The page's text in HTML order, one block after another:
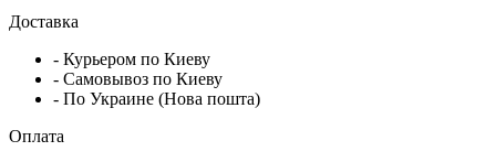
Доставка
- Курьером по Киеву
- Самовывоз по Киеву
- По Украине (Нова пошта)
Оплата